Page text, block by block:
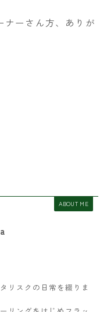
ナーさん方、ありが
ABOUT ME
リスクの日常を綴りま